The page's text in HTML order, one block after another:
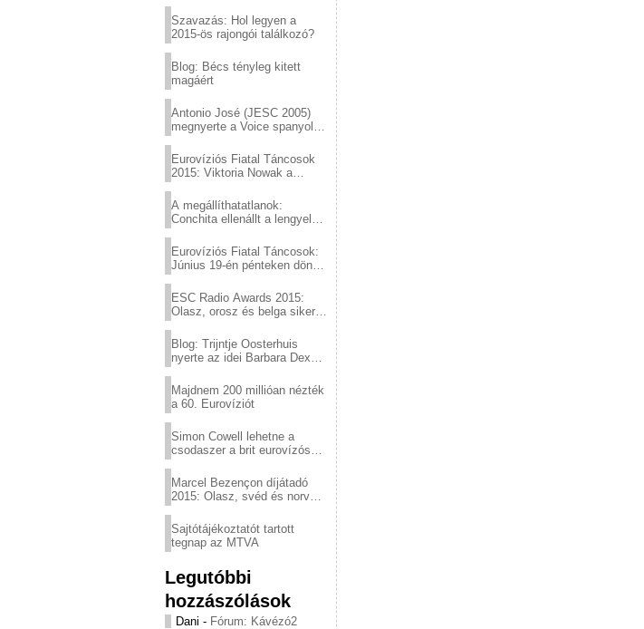
Szavazás: Hol legyen a
2015-ös rajongói találkozó?
Blog: Bécs tényleg kitett
magáért
Antonio José (JESC 2005)
megnyerte a Voice spanyol
Eurovíziós Fiatal Táncosok
2015: Viktoria Nowak a
A megállíthatatlanok:
Conchita ellenállt a lengyel
Eurovíziós Fiatal Táncosok:
Június 19-én pénteken döntő
ESC Radio Awards 2015:
Olasz, orosz és belga siker,
Blog: Trijntje Oosterhuis
nyerte az idei Barbara Dex
Majdnem 200 millióan nézték
a 60. Eurovíziót
Simon Cowell lehetne a
csodaszer a brit eurovízós
Marcel Bezençon díjátadó
2015: Olasz, svéd és norvég
Sajtótájékoztatót tartott
tegnap az MTVA
Legutóbbi
hozzászólások
Dani - Fórum: Kávézó2